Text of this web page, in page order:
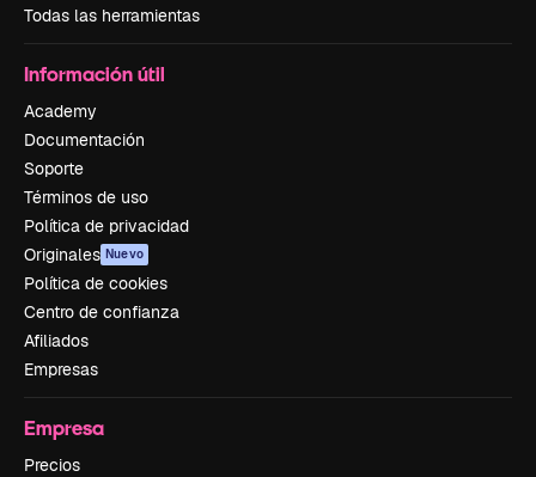
Todas las herramientas
Información útil
Academy
Documentación
Soporte
Términos de uso
Política de privacidad
Originales Nuevo
Política de cookies
Centro de confianza
Afiliados
Empresas
Empresa
Precios